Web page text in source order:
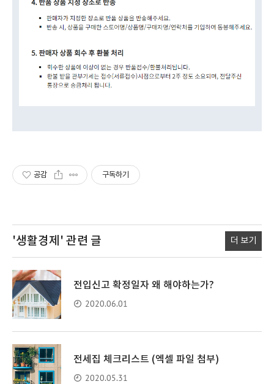
공감 구독하기
'생활경제' 관련 글 더 보기
전입신고 확정일자 왜 해야하는가?
2020.06.01
전세집 체크리스트 (엑셀 파일 첨부)
2020.05.31